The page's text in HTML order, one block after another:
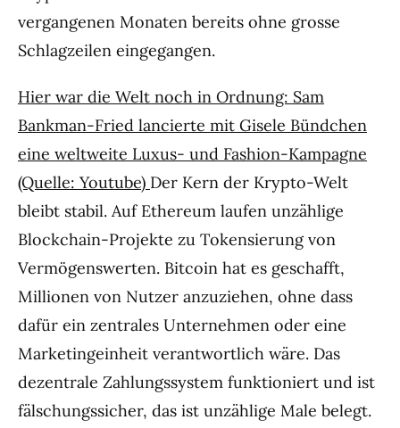
vergangenen Monaten bereits ohne grosse
Schlagzeilen eingegangen.
Hier war die Welt noch in Ordnung: Sam
Bankman-Fried lancierte mit Gisele Bündchen
eine weltweite Luxus- und Fashion-Kampagne
(Quelle: Youtube) Der Kern der Krypto-Welt
bleibt stabil. Auf Ethereum laufen unzählige
Blockchain-Projekte zu Tokensierung von
Vermögenswerten. Bitcoin hat es geschafft,
Millionen von Nutzer anzuziehen, ohne dass
dafür ein zentrales Unternehmen oder eine
Marketingeinheit verantwortlich wäre. Das
dezentrale Zahlungssystem funktioniert und ist
fälschungssicher, das ist unzählige Male belegt.